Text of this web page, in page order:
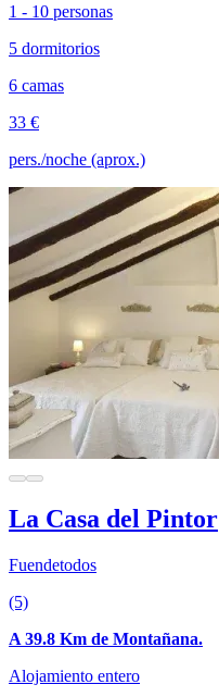
1 - 10 personas
5 dormitorios
6 camas
33 €
pers./noche (aprox.)
La Casa del Pintor
Fuendetodos
(5)
A 39.8 Km de Montañana.
Alojamiento entero